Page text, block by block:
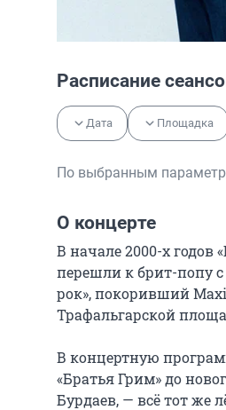
Расписание
Дата Площадка
По выбранным
О концерте
В начале 2000-х годов
перешли к брит-попу
рок», покоривший
Трафальгарской
В концертную
«Братья Грим» до
Бурдаев, — всё тот же